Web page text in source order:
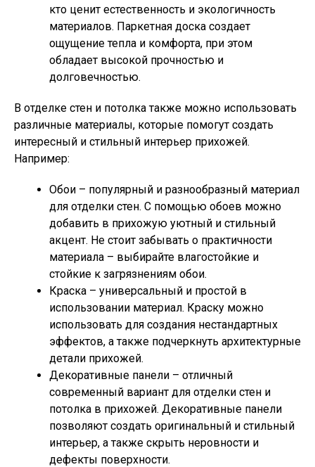
кто ценит естественность и экологичность
материалов. Паркетная доска создает
ощущение тепла и комфорта, при этом
обладает высокой прочностью и
долговечностью.
В отделке стен и потолка также можно использовать
различные материалы, которые помогут создать
интересный и стильный интерьер прихожей.
Например:
Обои – популярный и разнообразный материал
для отделки стен. С помощью обоев можно
добавить в прихожую уютный и стильный
акцент. Не стоит забывать о практичности
материала – выбирайте влагостойкие и
стойкие к загрязнениям обои.
Краска – универсальный и простой в
использовании материал. Краску можно
использовать для создания нестандартных
эффектов, а также подчеркнуть архитектурные
детали прихожей.
Декоративные панели – отличный
современный вариант для отделки стен и
потолка в прихожей. Декоративные панели
позволяют создать оригинальный и стильный
интерьер, а также скрыть неровности и
дефекты поверхности.